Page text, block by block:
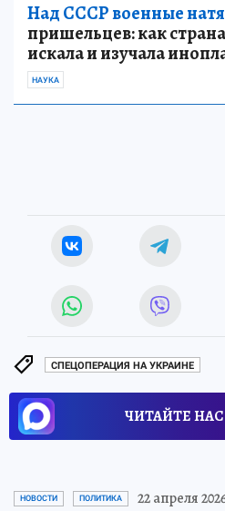
Над СССР военные
пришельцев: как
искала и изучала
НАУКА
СПЕЦОПЕРАЦИЯ НА УКРАИНЕ
ЧИТАЙТЕ
НОВОСТИ ПОЛИТИКА 22 апреля